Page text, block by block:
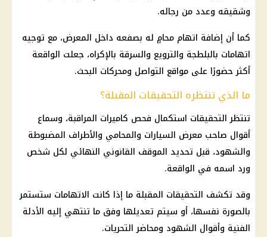
وشقيقه وعدد من رجاله.
كما أن إضافة اتهام محامٍ له بصفعه داخل المعرض، مع توجيه
اتهامات بالبلطجة والترويع والسرقة بالإكراه، جعلت الواقعة
أكثر حضورًا على مواقع التواصل ومحركات البحث.
ما الذي تنتظره التحقيقات المقبلة؟
تنتظر التحقيقات استكمال فحص كاميرات المراقبة، وسماع
أقوال صاحب معرض السيارات والمحامي والأطراف المضبوطة
والشهود، قبل تحديد الموقف القانوني النهائي لكل شخص
ورد اسمه في الواقعة.
وقد تكشف التحقيقات المقبلة ما إذا كانت الاتهامات ستستمر
بالصورة نفسها، أو سيتم تعديلها وفق ما تنتهي إليه الأدلة
الفنية وأقوال الشهود ومحاضر التحريات.